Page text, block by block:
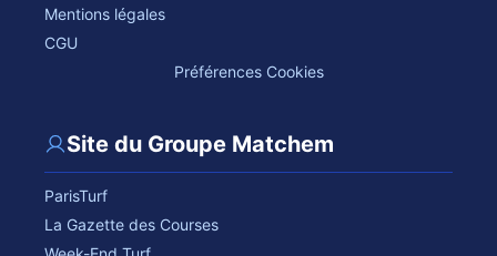
Mentions légales
CGU
Préférences Cookies
Site du Groupe Matchem
ParisTurf
La Gazette des Courses